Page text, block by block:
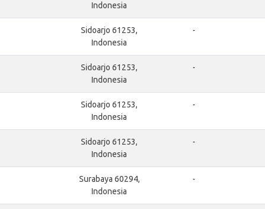
Indonesia
Sidoarjo 61253,
Indonesia
-
Sidoarjo 61253,
Indonesia
-
Sidoarjo 61253,
Indonesia
-
Sidoarjo 61253,
Indonesia
-
Surabaya 60294,
Indonesia
-